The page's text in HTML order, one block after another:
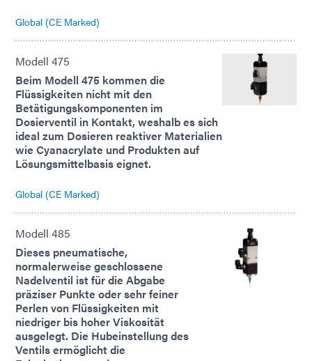
Global (CE Marked)
Modell 475
Beim Modell 475 kommen die
Flüssigkeiten nicht mit den
Betätigungskomponenten im
Dosierventil in Kontakt, weshalb es sich
ideal zum Dosieren reaktiver Materialien
wie Cyanacrylate und Produkten auf
Lösungsmittelbasis eignet.
Global (CE Marked)
Modell 485
Dieses pneumatische,
normalerweise geschlossene
Nadelventil ist für die Abgabe
präziser Punkte oder sehr feiner
Perlen von Flüssigkeiten mit
niedriger bis hoher Viskosität
ausgelegt. Die Hubeinstellung des
Ventils ermöglicht die